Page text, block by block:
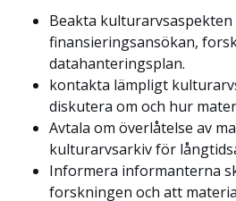
Beakta
finansieringsansökan,
datahanteringsplan.
kontakta lämpligt
diskutera om och hur
Avtala om överlåtelse av
kulturarvsarkiv för
Informera informanterna
forskningen och att